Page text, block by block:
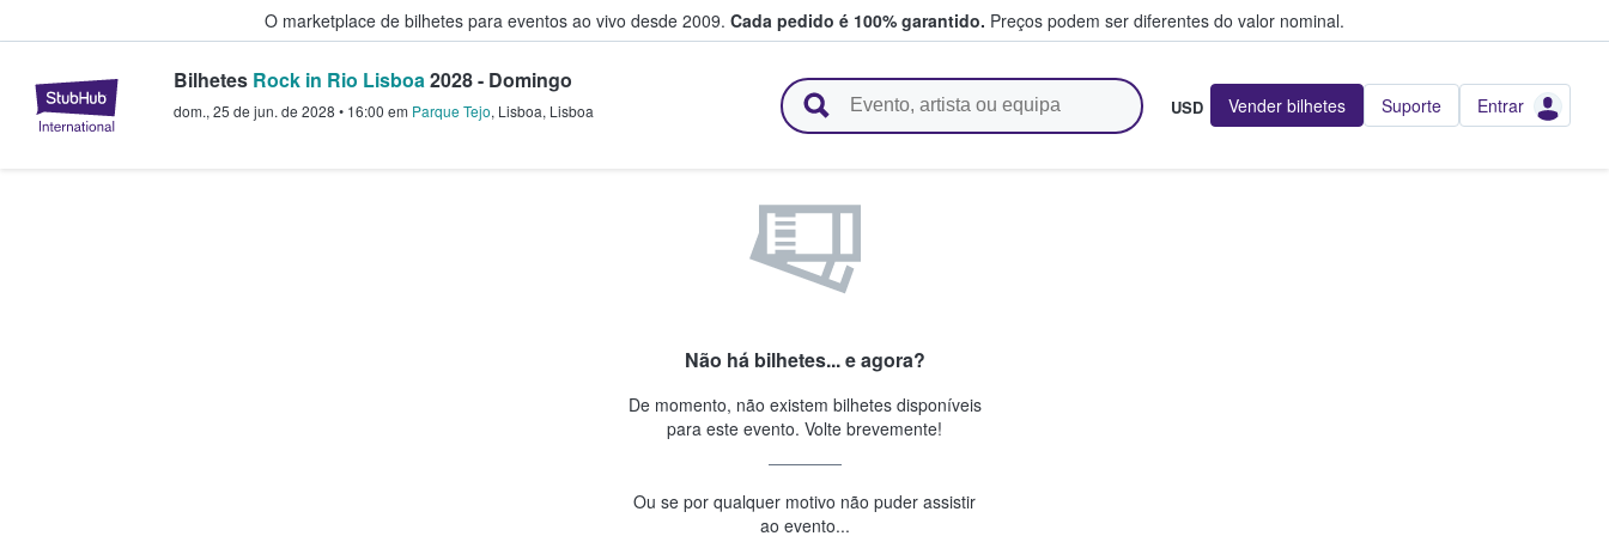
O marketplace de bilhetes para eventos ao vivo desde 2009. Cada pedido é 100% garantido. Preços podem ser diferentes do valor nominal.
StubHub – onde os fãs compram e vendem bilhetes
Bilhetes Rock in Rio Lisboa2028 - Domingo
dom., 25 de jun. de 2028 • 16:00 em Parque Tejo, Lisboa, Lisboa USD Vender bilhetes Suporte Entrar
Não há bilhetes... e agora?
De momento, não existem bilhetes disponíveis
para este evento. Volte brevemente!
Ou se por qualquer motivo não puder assistir
ao evento...